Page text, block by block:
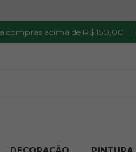
compras acima de R$ 150,00
Parcela mínima R$ 20,00